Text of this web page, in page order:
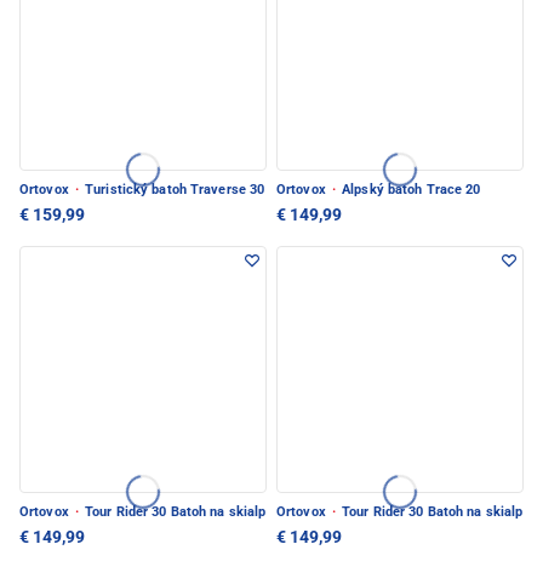
Ortovox · Turistický batoh Traverse 30
€ 159,99
Ortovox · Alpský batoh Trace 20
€ 149,99
Ortovox · Tour Rider 30 Batoh na skialp
€ 149,99
Ortovox · Tour Rider 30 Batoh na skialp
€ 149,99